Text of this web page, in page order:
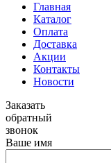
Главная
Каталог
Оплата
Доставка
Акции
Контакты
Новости
Заказать
обратный
звонок
Ваше имя